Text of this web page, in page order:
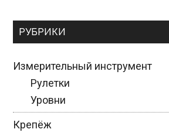
...
РУБРИКИ
Измерительный инструмент
Рулетки
Уровни
Крепёж